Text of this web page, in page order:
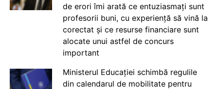
de erori îmi arată ce entuziasmați sunt
profesorii buni, cu experiență să vină la
corectat și ce resurse financiare sunt
alocate unui astfel de concurs
important
Ministerul Educației schimbă regulile
din calendarul de mobilitate pentru